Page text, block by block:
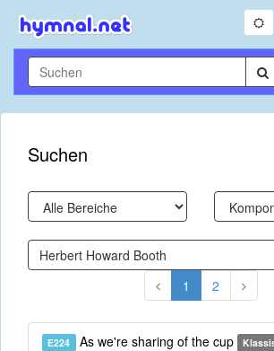
Suchen
1 2
E224 As we're sharing of the cup